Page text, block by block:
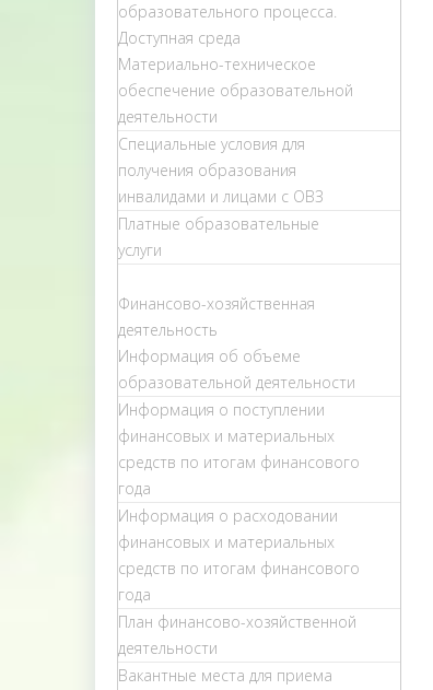
образовательного процесса.
Доступная среда
Материально-техническое
обеспечение образовательной
деятельности
Специальные условия для
получения образования
инвалидами и лицами с ОВЗ
Платные образовательные
услуги
Финансово-хозяйственная
деятельность
Информация об объеме
образовательной деятельности
Информация о поступлении
финансовых и материальных
средств по итогам финансового
года
Информация о расходовании
финансовых и материальных
средств по итогам финансового
года
План финансово-хозяйственной
деятельности
Вакантные места для приема